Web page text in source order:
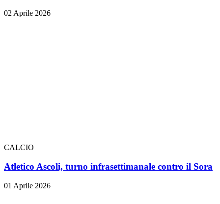
02 Aprile 2026
CALCIO
Atletico Ascoli, turno infrasettimanale contro il Sora
01 Aprile 2026